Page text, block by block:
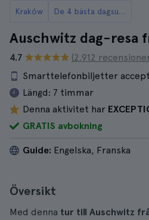
Kraków De 4 bästa dagsutflykterna till Auschwitz från Kraków
Auschwitz dag-resa
4.7
(2.912
Smarttelefonbiljetter
Längd: 7 timmar
Denna aktivitet har
GRATIS avbokning
Guide: Engelska, Franska
Översikt
Med denna tur till Auschwitz